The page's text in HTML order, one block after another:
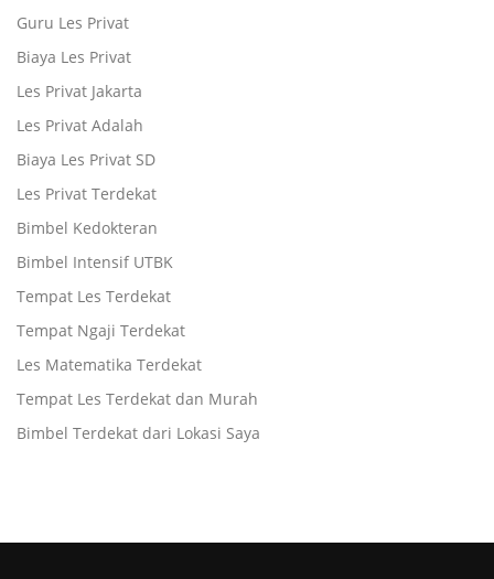
Guru Les Privat
Biaya Les Privat
Les Privat Jakarta
Les Privat Adalah
Biaya Les Privat SD
Les Privat Terdekat
Bimbel Kedokteran
Bimbel Intensif UTBK
Tempat Les Terdekat
Tempat Ngaji Terdekat
Les Matematika Terdekat
Tempat Les Terdekat dan Murah
Bimbel Terdekat dari Lokasi Saya